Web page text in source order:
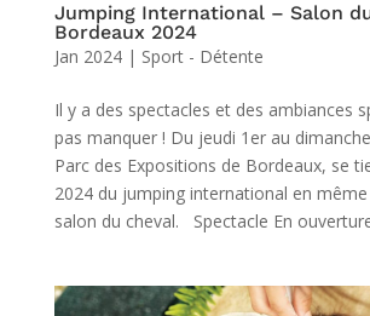
Jumping International – Salon
Bordeaux 2024
Jan 2024 | Sport - Détente
Il y a des spectacles et des ambiances
pas manquer ! Du jeudi 1er au
Parc des Expositions de Bordeaux, se
2024 du jumping international en
salon du cheval. Spectacle En